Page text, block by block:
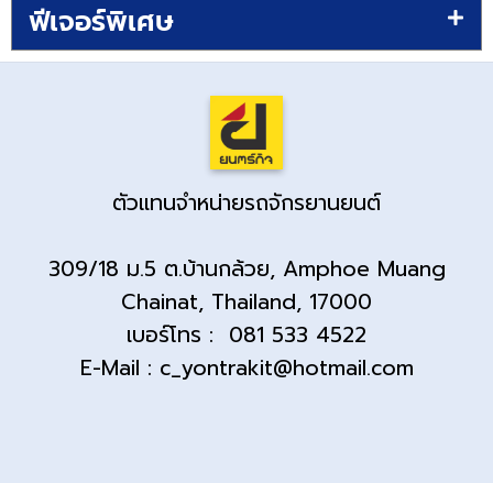
ฟีเจอร์พิเศษ
ตัวแทนจำหน่ายรถจักรยานยนต์
309/18 ม.5 ต.บ้านกล้วย, Amphoe Muang
Chainat, Thailand, 17000
เบอร์โทร : 081 533 4522
E-Mail : c_yontrakit@hotmail.com